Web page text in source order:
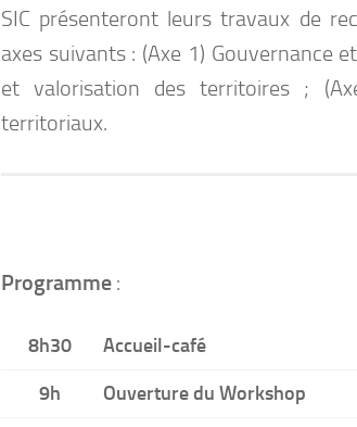
SIC présenteront leurs travaux de
axes suivants : (Axe 1) Gouvernance
et valorisation des territoires ;
territoriaux.
Programme :
8h30 Accueil-café
9h Ouverture du Workshop